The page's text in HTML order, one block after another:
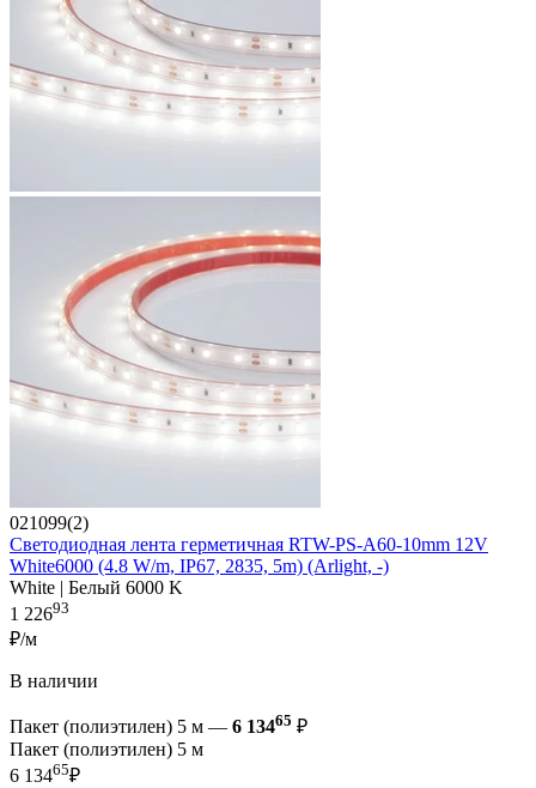
021099(2)
Светодиодная лента герметичная RTW-PS-A60-10mm 12V
White6000 (4.8 W/m, IP67, 2835, 5m) (Arlight, -)
White | Белый 6000 K
1 22693
₽/м
В наличии
Пакет (полиэтилен) 5 м — 6 13465 ₽
Пакет (полиэтилен) 5 м
6 13465₽